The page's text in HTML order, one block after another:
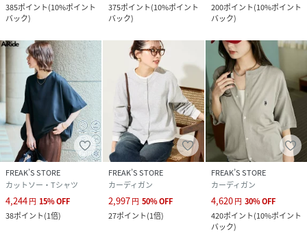
385ポイント(10%ポイント
バック)
375ポイント(10%ポイント
バック)
200ポイント(10%ポイント
バック)
FREAK’S STORE
カットソー・Tシャツ
4,244円 15%OFF
38ポイント(1倍)
FREAK’S STORE
カーディガン
2,997円 50%OFF
27ポイント(1倍)
FREAK’S STORE
カーディガン
4,620円 30%OFF
420ポイント(10%ポイント
バック)